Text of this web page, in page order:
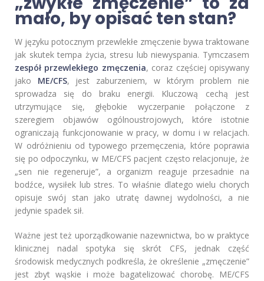
mało, by opisać ten stan?
W języku potocznym przewlekłe zmęczenie bywa traktowane
jak skutek tempa życia, stresu lub niewyspania. Tymczasem
zespół przewlekłego zmęczenia, coraz częściej opisywany
jako ME/CFS, jest zaburzeniem, w którym problem nie
sprowadza się do braku energii. Kluczową cechą jest
utrzymujące się, głębokie wyczerpanie połączone z
szeregiem objawów ogólnoustrojowych, które istotnie
ograniczają funkcjonowanie w pracy, w domu i w relacjach.
W odróżnieniu od typowego przemęczenia, które poprawia
się po odpoczynku, w ME/CFS pacjent często relacjonuje, że
„sen nie regeneruje”, a organizm reaguje przesadnie na
bodźce, wysiłek lub stres. To właśnie dlatego wielu chorych
opisuje swój stan jako utratę dawnej wydolności, a nie
jedynie spadek sił.
Ważne jest też uporządkowanie nazewnictwa, bo w praktyce
klinicznej nadal spotyka się skrót CFS, jednak część
środowisk medycznych podkreśla, że określenie „zmęczenie”
jest zbyt wąskie i może bagatelizować chorobę. ME/CFS